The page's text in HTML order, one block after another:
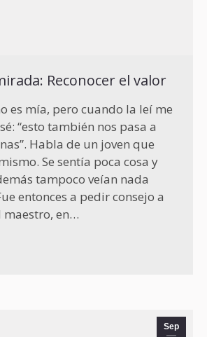
Reconocer el valor
es mía, pero cuando la leí me
“esto también nos pasa a
Habla de un joven que
Se sentía poca cosa y
tampoco veían nada
entonces a pedir consejo a
maestro, en…
Sep